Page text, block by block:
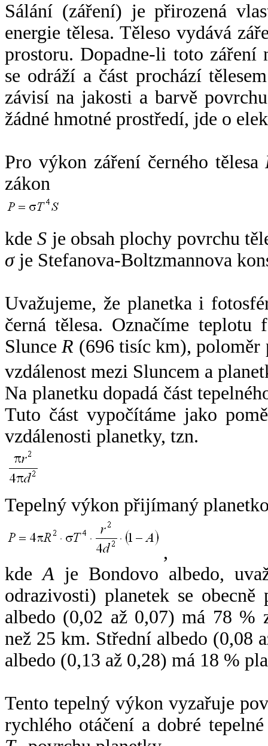
Sálání (záření) je přirozená
energie tělesa. Těleso vydává
prostoru. Dopadne-li toto záření
se odráží a část prochází
závisí na jakosti a barvě
žádné hmotné prostředí, jde o
Pro výkon záření černého tělesa
zákon
kdeS je obsah plochy povrchu
σje Stefanova-Boltzmannova
Uvažujeme, že planetka i
černá tělesa. Označíme
SlunceR (696 tisíc km),
vzdálenost mezi Sluncem a
Na planetku dopadá část
Tuto část vypočítáme jako
vzdálenosti planetky, tzn.
Tepelný výkon přijímaný
,
kdeA je Bondovo albedo,
odrazivosti) planetek se
albedo (0,02 až 0,07) má 78 %
než 25 km. Střední albedo (0,08
albedo (0,13 až 0,28) má 18 %
Tento tepelný výkon vyzařuje
rychlého otáčení a dobré